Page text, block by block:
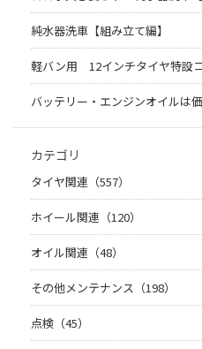
純水器洗車【組み立て編】
軽バン用 12インチタイヤ特設
バッテリー・エンジンオイルは
カテゴリ
タイヤ関連（557）
ホイール関連（120）
オイル関連（48）
その他メンテナンス（198）
点検（45）